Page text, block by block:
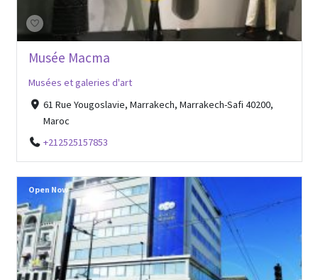
Musée Macma
Musées et galeries d'art
61 Rue Yougoslavie, Marrakech, Marrakech-Safi 40200,
Maroc
+212525157853
Open Now